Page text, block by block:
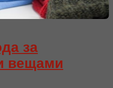
за
вещами